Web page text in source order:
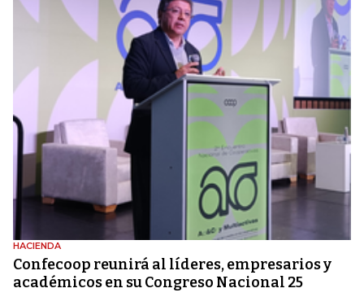
HACIENDA
Confecoop reunirá al líderes, empresarios y
académicos en su Congreso Nacional 25